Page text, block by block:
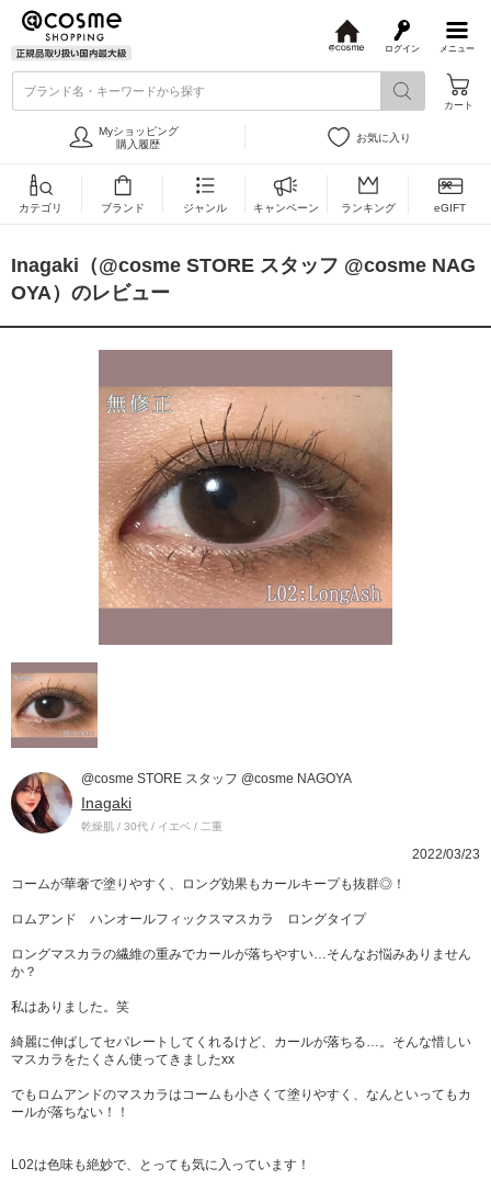
メニュー
ログイン
s
ブランド名・キーワードから探す
カート
Myショッピング
購入履歴
お気に入り
カテゴリ ブランド ジャンル キャンペーン ランキング eGIFT
Inagaki（@cosme STORE スタッフ @cosme NAG
OYA）のレビュー
@cosme STORE スタッフ @cosme NAGOYA
Inagaki
乾燥肌 / 30代 / イエベ / 二重
2022/03/23
コームが華奢で塗りやすく、ロング効果もカールキープも抜群◎！
ロムアンド ハンオールフィックスマスカラ ロングタイプ
ロングマスカラの繊維の重みでカールが落ちやすい…そんなお悩みありません
か？
私はありました。笑
綺麗に伸ばしてセパレートしてくれるけど、カールが落ちる…。そんな惜しい
マスカラをたくさん使ってきましたxx
でもロムアンドのマスカラはコームも小さくて塗りやすく、なんといってもカ
ールが落ちない！！
L02は色味も絶妙で、とっても気に入っています！